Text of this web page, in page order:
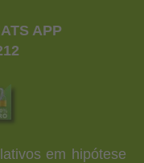
APP
em hipótese